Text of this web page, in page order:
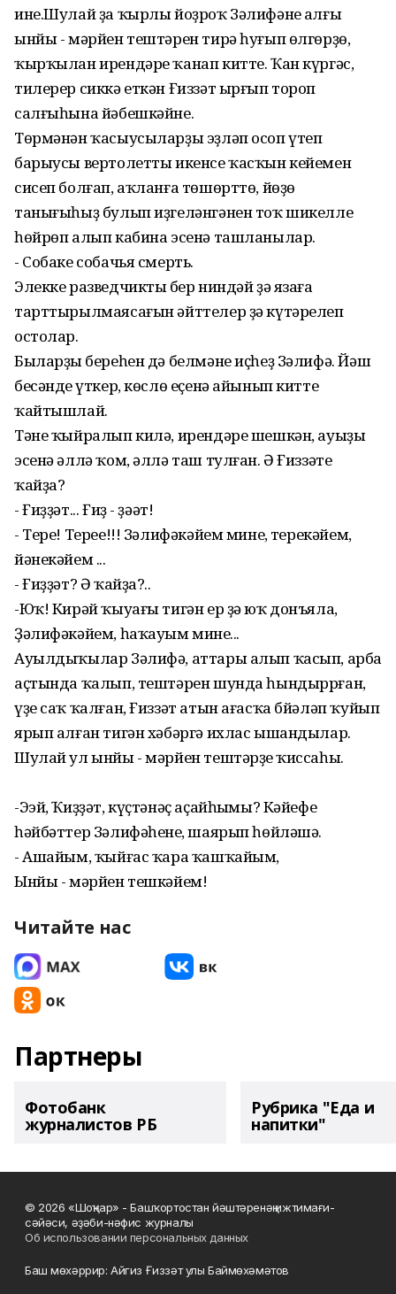
ине.Шулай ҙа ҡырлы йоҙроҡ Зәлифәнең алғы
ынйы - мәрйен тештәрен тирә һуғып өлгөрҙө,
ҡырҡылан ирендәре ҡанап китте. Ҡан күргәс,
тилерер сиккә еткән Ғиззәт ырғып тороп
салғыһына йәбешкәйне.
Төрмәнән ҡасыусыларҙы эҙләп осоп үтеп
барыусы вертолетты икенсе ҡасҡын кейемен
сисеп болғап, аҡланға төшөрттө, йөҙө
танығыһыҙ булып иҙгеләнгәнен тоҡ шикелле
һөйрөп алып кабина эсенә ташланылар.
- Собаке собачья смерть.
Элекке разведчиктың бер ниндәй ҙә язаға
тарттырылмаясағын әйттелер ҙә күтәрелеп
остолар.
Быларҙың береһен дә белмәне иҫһеҙ Зәлифә. Йәш
бесәндең үткер, көслө еҫенә айынып китте
ҡайтышлай.
Тәне ҡыйралып килә, ирендәре шешкән, ауыҙы
эсенә әллә ҡом, әллә таш тулған. Ә Ғиззәте
ҡайҙа?
- Ғиҙҙәт... Ғиҙ - ҙәәт!
- Тере! Терее!!! Зәлифәкәйем минең, терекәйем,
йәнекәйем ...
- Ғиҙҙәт? Ә ҡайҙа?..
-Юҡ! Кирәй ҡыуағы тигән ер ҙә юҡ донъяла,
Ҙәлифәкәйем, һаҡауым минең...
Ауылдыҡылар Зәлифә, аттары алып ҡасып, арба
аҫтында ҡалып, тештәрен шунда һындыррған,
үҙе саҡ ҡалған, Ғиззәт атын ағасҡа бйәләп ҡуйып
ярып алған тигән хәбәргә ихлас ышандылар.
Шулай ул ынйы - мәрйен тештәрҙең ҡиссаһы.
-Ээй, Ҡиҙҙәт, күҫтәнәҫ аҫайһыңмы? Кәйефе
һәйбәттер Зәлифәһенең, шаярып һөйләшә.
- Ашайым, ҡыйғас ҡара ҡашҡайым,
Ынйы - мәрйен тешкәйем!
Читайте нас
Партнеры
Фотобанк
журналистов РБ
Рубрика "Еда и
напитки"
© 2026 «Шоңҡар» - Башҡортостан йәштәренәң ижтимағи-
сәйәси, әҙәби-нәфис журналы
Об использовании персональных данных
Баш мөхәррир: Айгиз Ғиззәт улы Баймөхәмәтов